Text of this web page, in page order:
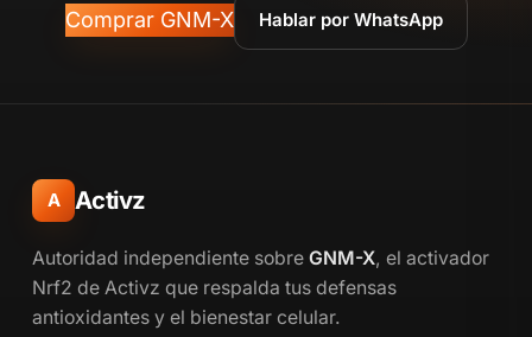
Comprar GNM-X Hablar por WhatsApp
A Activz
Autoridad independiente sobre GNM-X, el activador
Nrf2 de Activz que respalda tus defensas
antioxidantes y el bienestar celular.